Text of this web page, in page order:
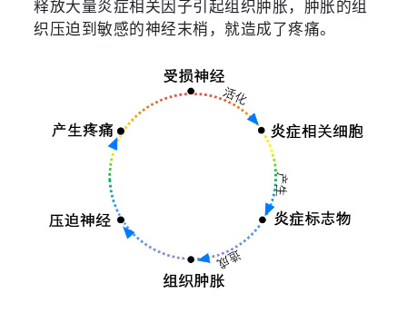
释放大量炎症相关因子引起组织肿胀，肿胀的组
织压迫到敏感的神经末梢，就造成了疼痛。